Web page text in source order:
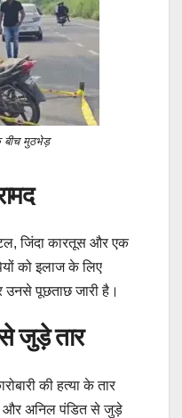
बीच मुठभेड़
जिंदा कारतूस और एक
को इलाज के लिए
उनसे पूछताछ जारी है।
जुड़े तार
की हत्या के तार
और अनिल पंडित से जुड़े